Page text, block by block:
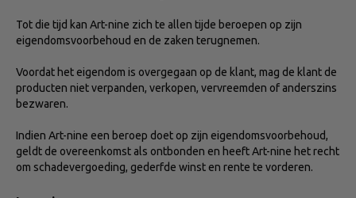
Tot die tijd kan Art-nine zich te allen tijde beroepen op zijn
eigendomsvoorbehoud en de zaken terugnemen.
Voordat het eigendom is overgegaan op de klant, mag de klant de
producten niet verpanden, verkopen, vervreemden of anderszins
bezwaren.
Indien Art-nine een beroep doet op zijn eigendomsvoorbehoud,
geldt de overeenkomst als ontbonden en heeft Art-nine het recht
om schadevergoeding, gederfde winst en rente te vorderen.